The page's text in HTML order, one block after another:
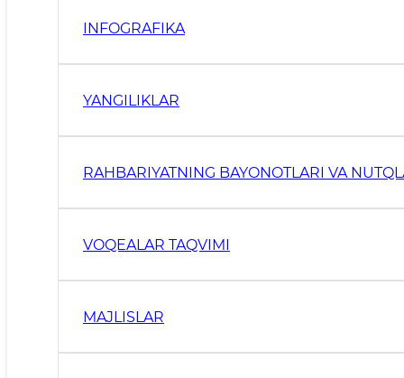
INFOGRAFIKA
YANGILIKLAR
RAHBARIYATNING BAYONOTLARI VA
VOQEALAR TAQVIMI
MAJLISLAR